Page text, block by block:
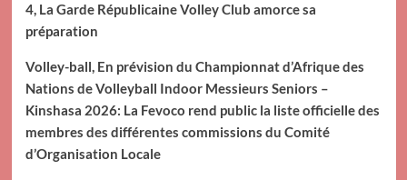
4, La Garde Républicaine Volley Club amorce sa
préparation
Volley-ball, En prévision du Championnat d’Afrique des
Nations de Volleyball Indoor Messieurs Seniors –
Kinshasa 2026: La Fevoco rend public la liste officielle des
membres des différentes commissions du Comité
d’Organisation Locale